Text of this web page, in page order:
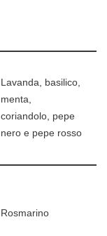
Lavanda, basilico,
menta,
coriandolo, pepe
nero e pepe rosso
Rosmarino